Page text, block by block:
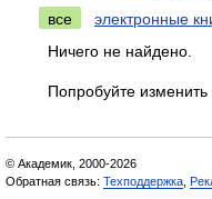
все
электронные
Ничего не найдено.
Попробуйте изменить
© Академик, 2000-2026
Обратная связь: Техподдержка